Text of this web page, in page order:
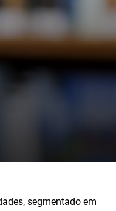
segmentado em